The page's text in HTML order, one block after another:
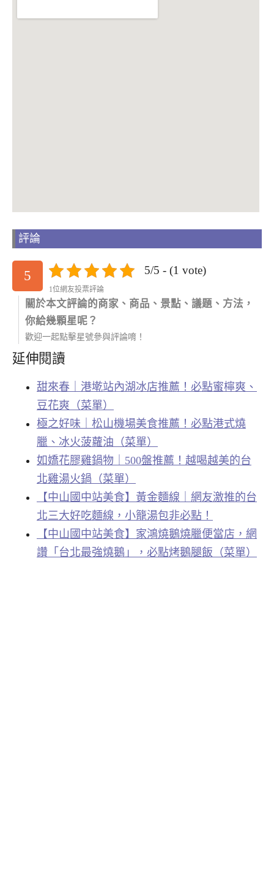
評論
5 5/5 - (1 vote)
1位網友投票評論
關於本文評論的商家、商品、景點、議題、方法，
你給幾顆星呢？
歡迎一起點擊星號參與評論唷！
延伸閱讀
甜來春｜港墘站內湖冰店推薦！必點蜜檸爽、
豆花爽（菜單）
極之好味｜松山機場美食推薦！必點港式燒
臘、冰火菠蘿油（菜單）
如嬌花膠雞鍋物｜500盤推薦！越喝越美的台
北雞湯火鍋（菜單）
【中山國中站美食】黃金麵線｜網友激推的台
北三大好吃麵線，小籠湯包非必點！
【中山國中站美食】家鴻燒鵝燒臘便當店，網
讚「台北最強燒鵝」，必點烤鵝腿飯（菜單）